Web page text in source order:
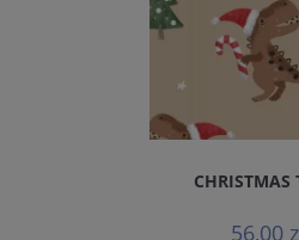
CHRISTMAS
56,00